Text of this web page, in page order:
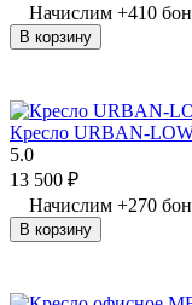
Начислим +410
В корзину
Кресло URBAN-
5.0
13 500 ₽
Начислим +270
В корзину